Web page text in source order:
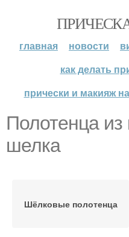
главная новости
как делать
прически и макияж
Полотенца из
шелка
Шёлковые полотенца